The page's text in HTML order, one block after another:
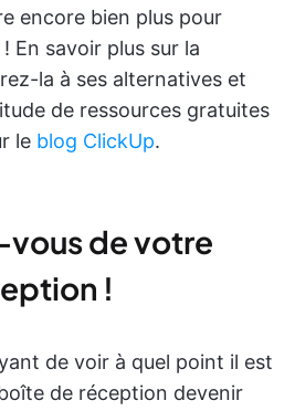
encore bien plus pour
En savoir plus sur la
la à ses alternatives et
de ressources gratuites
le blog ClickUp.
de votre
!
de voir à quel point il est
de réception devenir